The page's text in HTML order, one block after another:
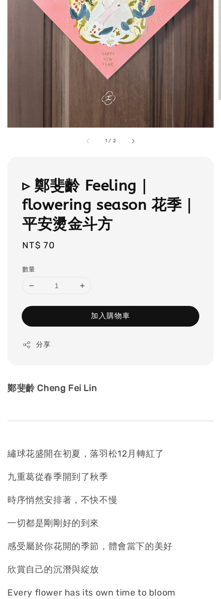
1 / 2
▹ 鄭斐齡 Feeling｜
flowering season 花季｜
平安燙金斗方
Regular
NT$ 70
數量
加入購物車
分享
鄭斐齡 Cheng Fei Lin
繡球花盛開在初夏，落羽松12月轉紅了
九重葛從春季開到了秋季
時序悄然安排著，不快不慢
一切都是剛剛好的到來
感受屬於你花開的季節，體會當下的美好
欣賞自己的沉潛與綻放
Every flower has its own time to bloom